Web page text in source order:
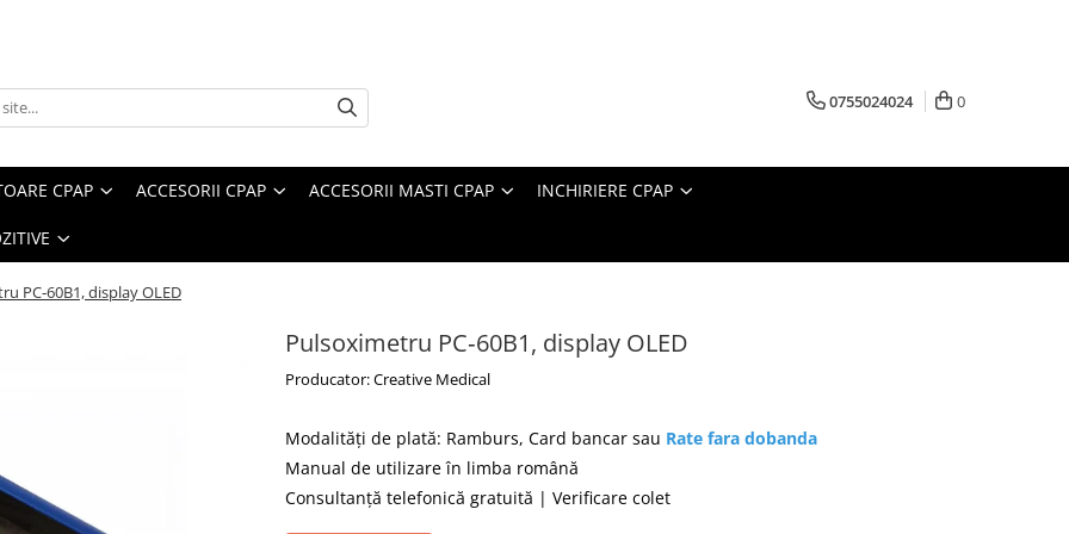
0755024024 0
CPAP ACCESORII CPAP ACCESORII MASTI CPAP INCHIRIERE CPAP
PC‐60B1, display OLED
Pulsoximetru PC‐60B1, display OLED
Producator: Creative Medical
Modalități de plată: Ramburs, Card bancar sau Rate fara dobanda
Manual de utilizare în limba română
Consultanță telefonică gratuită | Verificare colet